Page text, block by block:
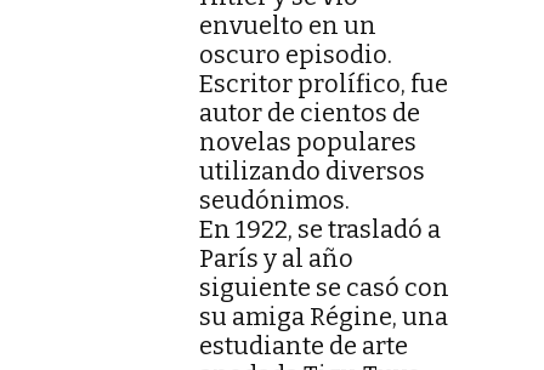
envuelto en un
oscuro episodio.
Escritor prolífico, fue
autor de cientos de
novelas populares
utilizando diversos
seudónimos.
En 1922, se trasladó a
París y al año
siguiente se casó con
su amiga Régine, una
estudiante de arte